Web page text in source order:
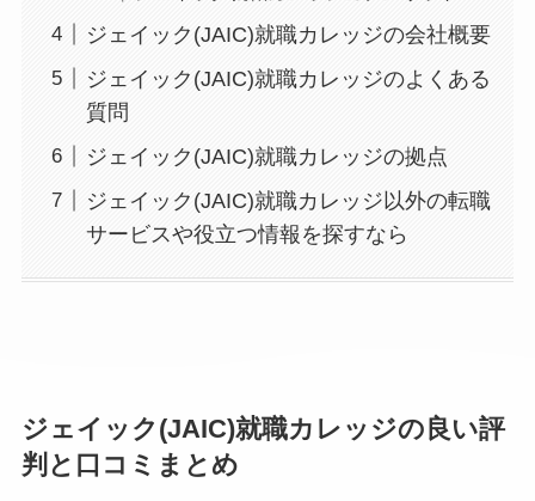
ジェイック(JAIC)就職カレッジの会社概要
ジェイック(JAIC)就職カレッジのよくある
質問
ジェイック(JAIC)就職カレッジの拠点
ジェイック(JAIC)就職カレッジ以外の転職
サービスや役立つ情報を探すなら
ジェイック(JAIC)就職カレッジの良い評
判と口コミまとめ